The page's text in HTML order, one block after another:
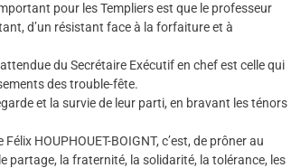
pour les Templiers est que le professeur
d’un résistant face à la forfaiture et à
du Secrétaire Exécutif en chef est celle qui
des trouble-fête.
et la survie de leur parti, en bravant les ténors
HOUPHOUET-BOIGNT, c’est, de prôner au
partage, la fraternité, la solidarité, la tolérance, les